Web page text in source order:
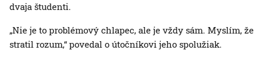
dvaja študenti.
„Nie je to problémový chlapec, ale je vždy sám. Myslím, že
stratil rozum,“ povedal o útočníkovi jeho spolužiak.